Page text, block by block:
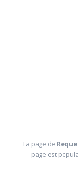
La page de
page est